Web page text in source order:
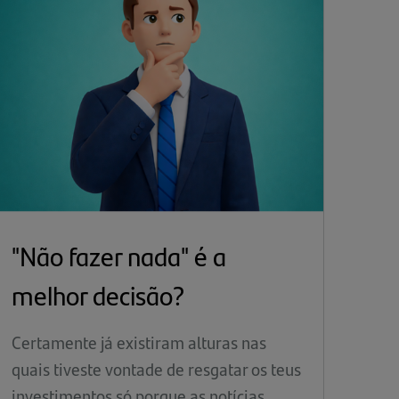
"Não fazer nada" é a
melhor decisão?
Certamente já existiram alturas nas
quais tiveste vontade de resgatar os teus